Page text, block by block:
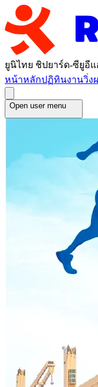
ยูนิไทย ชิปยาร์ด-ซียูอีแ
หน้าหลักปฏิทินงานวิ่ง
Open user menu